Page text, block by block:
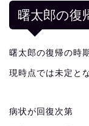
曙太郎の復
曙太郎の復帰の時
現時点では未定と
病状が回復次第